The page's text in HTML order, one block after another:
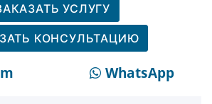
УСЛУГУ
КОНСУЛЬТАЦИЮ
WhatsApp